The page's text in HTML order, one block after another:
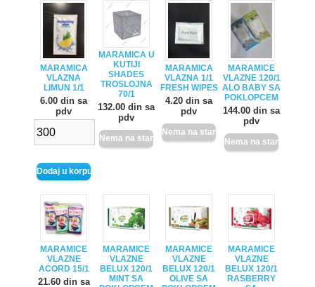
MARAMICA
VLAZNA
LIMUN 1/1
6.00 din sa
pdv
MARAMICA U
KUTIJI
SHADES
TROSLOJNA
70/1
132.00 din sa
pdv
MARAMICA
VLAZNA 1/1
FRESH WIPES
4.20 din sa
pdv
MARAMICE
VLAZNE 120/1
ALO BABY SA
POKLOPCEM
144.00 din sa
pdv
MARAMICE
VLAZNE
ACORD 15/1
21.60 din sa
MARAMICE
VLAZNE
BELUX 120/1
MINT SA
MARAMICE
VLAZNE
BELUX 120/1
OLIVE SA
MARAMICE
VLAZNE
BELUX 120/1
RASBERRY